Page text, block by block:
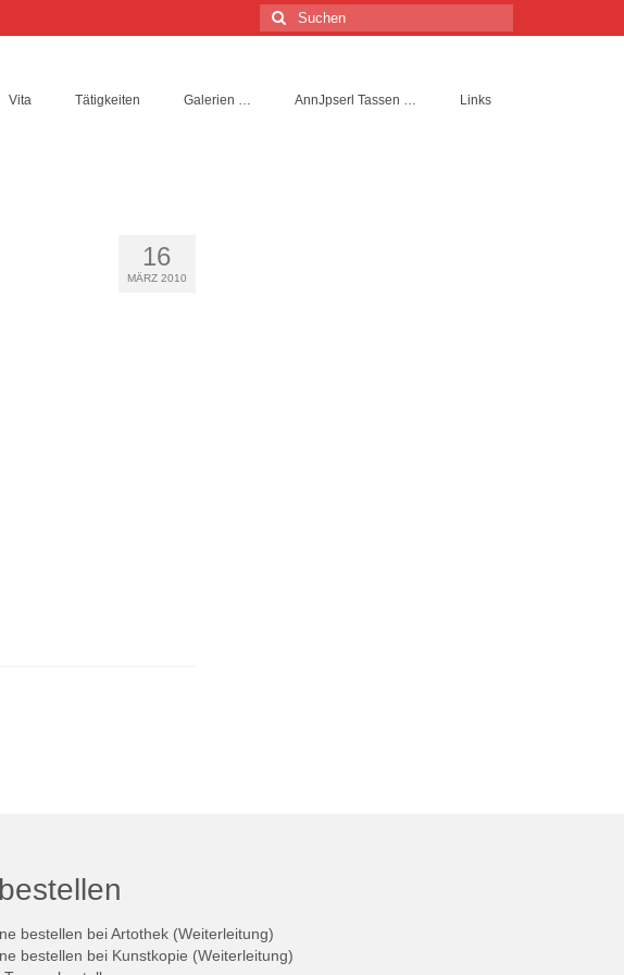
Suchen
nach:
Vita Tätigkeiten Galerien … AnnJpserl Tassen … Links
16
MÄRZ 2010
bestellen bei Artothek (Weiterleitung)
bestellen bei Kunstkopie (Weiterleitung)